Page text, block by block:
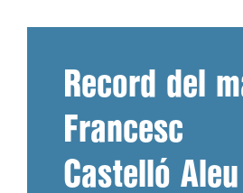
Record del
Francesc
Castelló Aleu